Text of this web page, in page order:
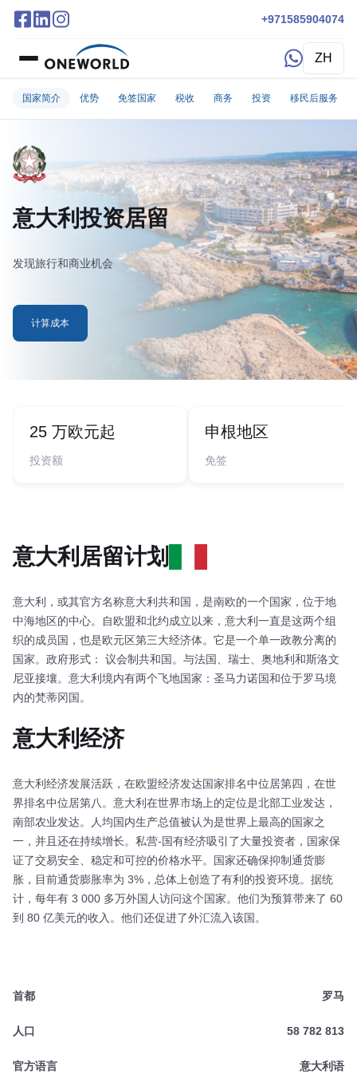
+971585904074
ZH
国家简介 优势 免签国家 税收 商务 投资 移民后服务
意大利投资居留
发现旅行和商业机会
计算成本
25 万欧元起
投资额
申根地区
免签
意大利居留计划
意大利，或其官方名称意大利共和国，是南欧的一个国家，位于地
中海地区的中心。自欧盟和北约成立以来，意大利一直是这两个组
织的成员国，也是欧元区第三大经济体。它是一个单一政教分离的
国家。政府形式： 议会制共和国。与法国、瑞士、奥地利和斯洛文
尼亚接壤。意大利境内有两个飞地国家：圣马力诺国和位于罗马境
内的梵蒂冈国。
意大利经济
意大利经济发展活跃，在欧盟经济发达国家排名中位居第四，在世
界排名中位居第八。意大利在世界市场上的定位是北部工业发达，
南部农业发达。人均国内生产总值被认为是世界上最高的国家之
一，并且还在持续增长。私营-国有经济吸引了大量投资者，国家保
证了交易安全、稳定和可控的价格水平。国家还确保抑制通货膨
胀，目前通货膨胀率为 3%，总体上创造了有利的投资环境。据统
计，每年有 3 000 多万外国人访问这个国家。他们为预算带来了 60
到 80 亿美元的收入。他们还促进了外汇流入该国。
首都 罗马
人口 58 782 813
官方语言 意大利语